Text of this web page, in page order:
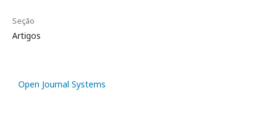
Seção
Artigos
Open Journal Systems